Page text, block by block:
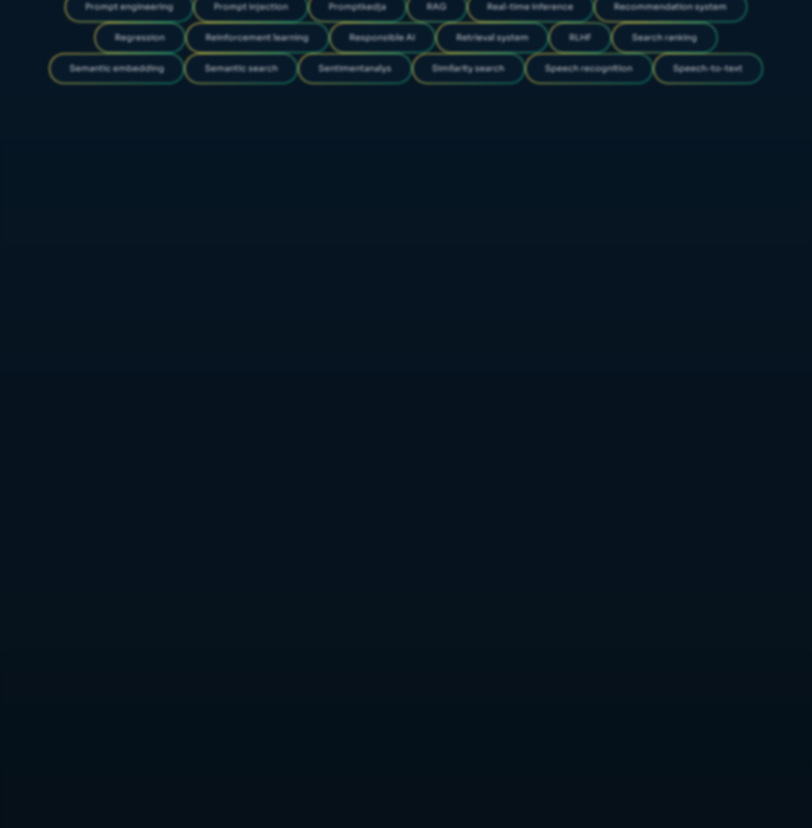
Prompt engineering Prompt injection Promptkedja RAG Real-time inference Recommendation system
Regression Reinforcement learning Responsible AI Retrieval system RLHF Search ranking
Semantic embedding Semantic search Sentimentanalys Similarity search Speech recognition Speech-to-text